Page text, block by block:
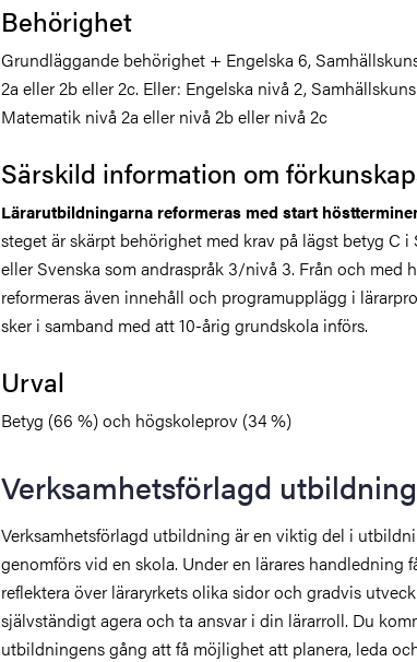
Behörighet
Grundläggande behörighet + Engelska 6,
2a eller 2b eller 2c. Eller: Engelska nivå 2,
Matematik nivå 2a eller nivå 2b eller nivå 2c
Särskild information om
Lärarutbildningarna reformeras med start
steget är skärpt behörighet med krav på lägst betyg C
eller Svenska som andraspråk 3/nivå 3. Från och med
reformeras även innehåll och programupplägg i
sker i samband med att 10-årig grundskola införs.
Urval
Betyg (66 %) och högskoleprov (34 %)
Verksamhetsförlagd
Verksamhetsförlagd utbildning är en viktig del i
genomförs vid en skola. Under en lärares handledning
reflektera över läraryrkets olika sidor och gradvis
självständigt agera och ta ansvar i din lärarroll. Du
utbildningens gång att få möjlighet att planera, leda